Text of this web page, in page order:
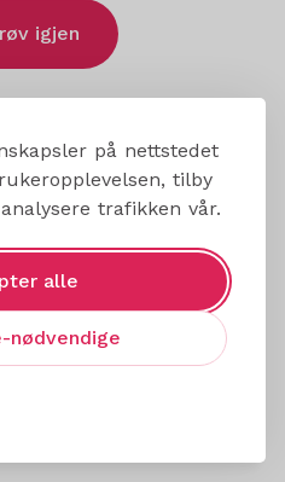
på nettstedet
tilby
trafikken vår.
alle
nødvendige
igjen